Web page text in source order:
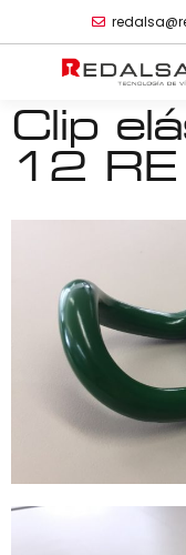
Clip
12 RE